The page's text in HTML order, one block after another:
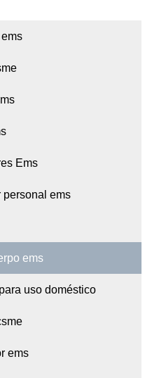
Ems
personal ems
ems
uso doméstico
ems